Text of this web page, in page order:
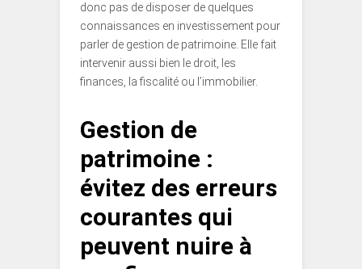
donc pas de disposer de quelques
connaissances en investissement pour
parler de gestion de patrimoine. Elle fait
intervenir aussi bien le droit, les
finances, la fiscalité ou l’immobilier.
Gestion de
patrimoine :
évitez des erreurs
courantes qui
peuvent nuire à